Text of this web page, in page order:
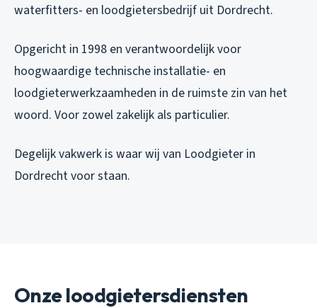
waterfitters- en loodgietersbedrijf uit Dordrecht.
Opgericht in 1998 en verantwoordelijk voor
hoogwaardige technische installatie- en
loodgieterwerkzaamheden in de ruimste zin van het
woord. Voor zowel zakelijk als particulier.
Degelijk vakwerk is waar wij van Loodgieter in
Dordrecht voor staan.
Onze loodgietersdiensten